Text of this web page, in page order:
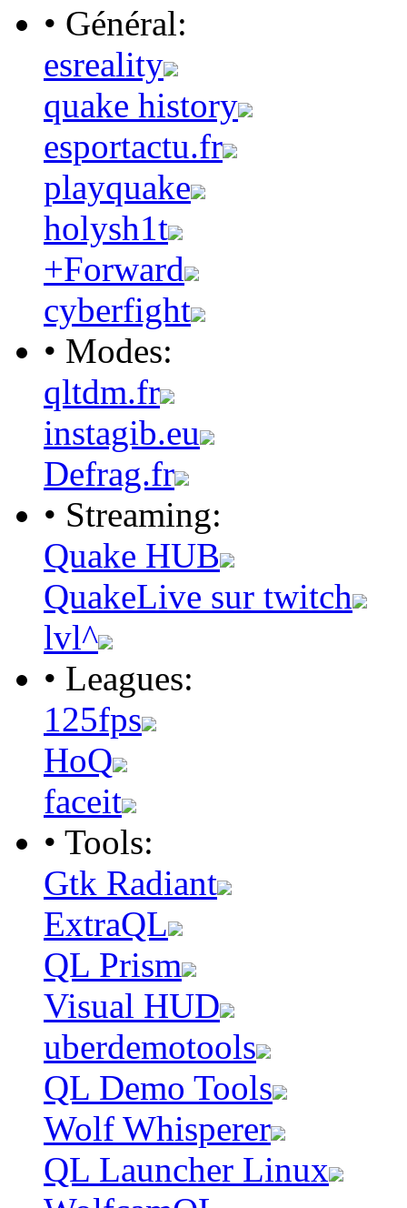
• Général:
esreality
quake history
esportactu.fr
playquake
holysh1t
+Forward
cyberfight
• Modes:
qltdm.fr
instagib.eu
Defrag.fr
• Streaming:
Quake HUB
QuakeLive sur twitch
lvl^
• Leagues:
125fps
HoQ
faceit
• Tools:
Gtk Radiant
ExtraQL
QL Prism
Visual HUD
uberdemotools
QL Demo Tools
Wolf Whisperer
QL Launcher Linux